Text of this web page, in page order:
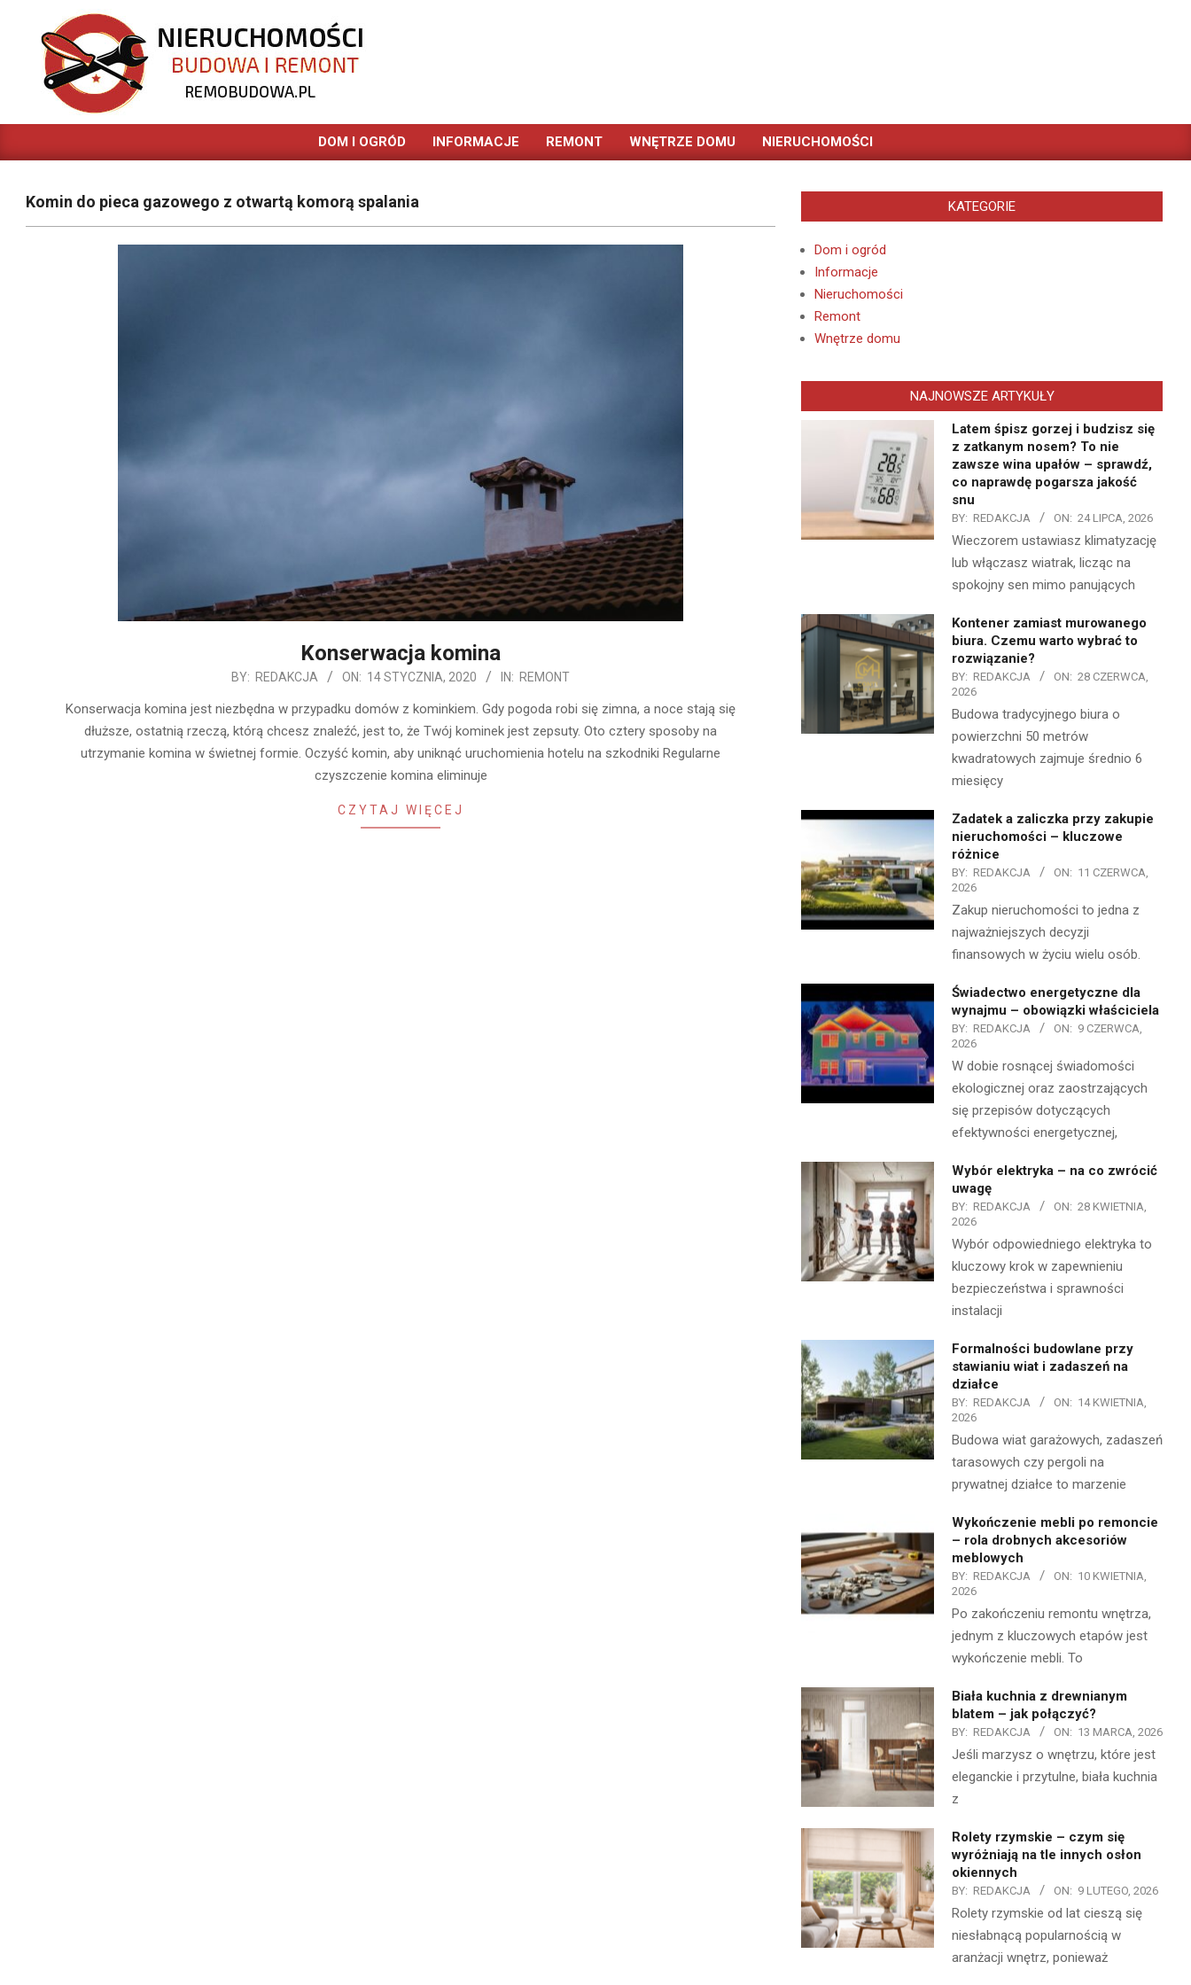
content
REMOBUDOWA.PL
Primary
DOM I OGRÓD INFORMACJE REMONT WNĘTRZE DOMU NIERUCHOMOŚCI
Komin do pieca gazowego z otwartą komorą spalania
Konserwacja komina
BY: REDAKCJA ON: 14 STYCZNIA, 2020 IN: REMONT
Konserwacja komina jest niezbędna w przypadku domów z kominkiem. Gdy pogoda robi się zimna, a noce stają się
dłuższe, ostatnią rzeczą, którą chcesz znaleźć, jest to, że Twój kominek jest zepsuty. Oto cztery sposoby na
utrzymanie komina w świetnej formie. Oczyść komin, aby uniknąć uruchomienia hotelu na szkodniki Regularne
czyszczenie komina eliminuje
CZYTAJ WIĘCEJ
KATEGORIE
Dom i ogród
Informacje
Nieruchomości
Remont
Wnętrze domu
NAJNOWSZE ARTYKUŁY
Latem śpisz gorzej i budzisz się
z zatkanym nosem? To nie
zawsze wina upałów – sprawdź,
co naprawdę pogarsza jakość
snu
BY: REDAKCJA ON: 24 LIPCA, 2026
Wieczorem ustawiasz klimatyzację
lub włączasz wiatrak, licząc na
spokojny sen mimo panujących
Kontener zamiast murowanego
biura. Czemu warto wybrać to
rozwiązanie?
BY: REDAKCJA ON: 28 CZERWCA,
2026
Budowa tradycyjnego biura o
powierzchni 50 metrów
kwadratowych zajmuje średnio 6
miesięcy
Zadatek a zaliczka przy zakupie
nieruchomości – kluczowe
różnice
BY: REDAKCJA ON: 11 CZERWCA,
2026
Zakup nieruchomości to jedna z
najważniejszych decyzji
finansowych w życiu wielu osób.
Świadectwo energetyczne dla
wynajmu – obowiązki właściciela
BY: REDAKCJA ON: 9 CZERWCA,
2026
W dobie rosnącej świadomości
ekologicznej oraz zaostrzających
się przepisów dotyczących
efektywności energetycznej,
Wybór elektryka – na co zwrócić
uwagę
BY: REDAKCJA ON: 28 KWIETNIA,
2026
Wybór odpowiedniego elektryka to
kluczowy krok w zapewnieniu
bezpieczeństwa i sprawności
instalacji
Formalności budowlane przy
stawianiu wiat i zadaszeń na
działce
BY: REDAKCJA ON: 14 KWIETNIA,
2026
Budowa wiat garażowych, zadaszeń
tarasowych czy pergoli na
prywatnej działce to marzenie
Wykończenie mebli po remoncie
– rola drobnych akcesoriów
meblowych
BY: REDAKCJA ON: 10 KWIETNIA,
2026
Po zakończeniu remontu wnętrza,
jednym z kluczowych etapów jest
wykończenie mebli. To
Biała kuchnia z drewnianym
blatem – jak połączyć?
BY: REDAKCJA ON: 13 MARCA, 2026
Jeśli marzysz o wnętrzu, które jest
eleganckie i przytulne, biała kuchnia
z
Rolety rzymskie – czym się
wyróżniają na tle innych osłon
okiennych
BY: REDAKCJA ON: 9 LUTEGO, 2026
Rolety rzymskie od lat cieszą się
niesłabnącą popularnością w
aranżacji wnętrz, ponieważ